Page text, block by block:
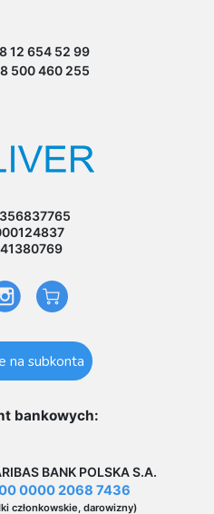
12 654 52 99
500 460 255
356837765
na subkonta
bankowych:
BANK POLSKA S.A.
0000 2068 7436
członkowskie, darowizny)